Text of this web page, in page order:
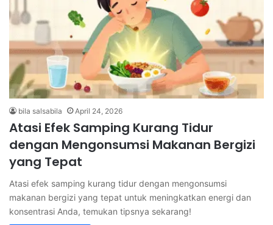
bila salsabila April 24, 2026
Atasi Efek Samping Kurang Tidur
dengan Mengonsumsi Makanan Bergizi
yang Tepat
Atasi efek samping kurang tidur dengan mengonsumsi
makanan bergizi yang tepat untuk meningkatkan energi dan
konsentrasi Anda, temukan tipsnya sekarang!